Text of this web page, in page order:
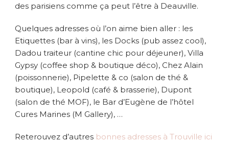
des parisiens comme ça peut l’être à Deauville.
Quelques adresses où l’on aime bien aller : les
Etiquettes (bar à vins), les Docks (pub assez cool),
Dadou traiteur (cantine chic pour déjeuner), Villa
Gypsy (coffee shop & boutique déco), Chez Alain
(poissonnerie), Pipelette & co (salon de thé &
boutique), Leopold (café & brasserie), Dupont
(salon de thé MOF), le Bar d’Eugène de l’hôtel
Cures Marines (M Gallery), …
Reterouvez d’autres bonnes adresses à Trouville ici